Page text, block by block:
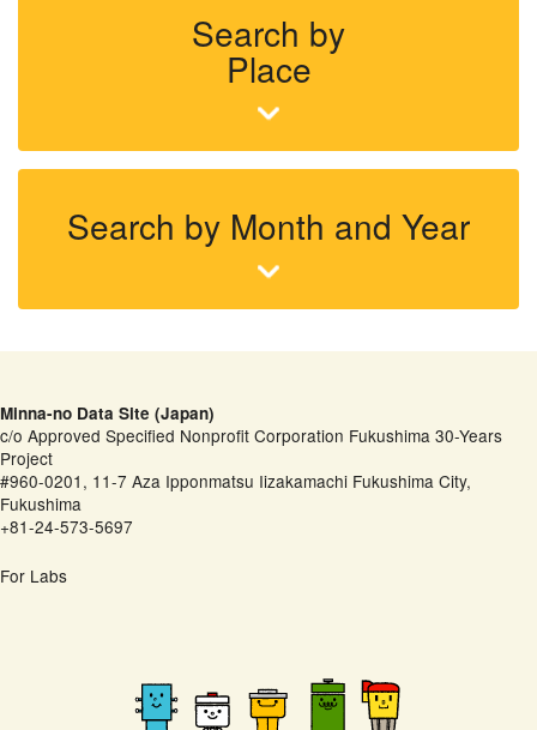
Search by
Place
Search by Month and Year
Minna-no Data Site (Japan)
c/o Approved Specified Nonprofit Corporation Fukushima 30-Years
Project
#960-0201, 11-7 Aza Ipponmatsu Iizakamachi Fukushima City,
Fukushima
+81-24-573-5697
For Labs